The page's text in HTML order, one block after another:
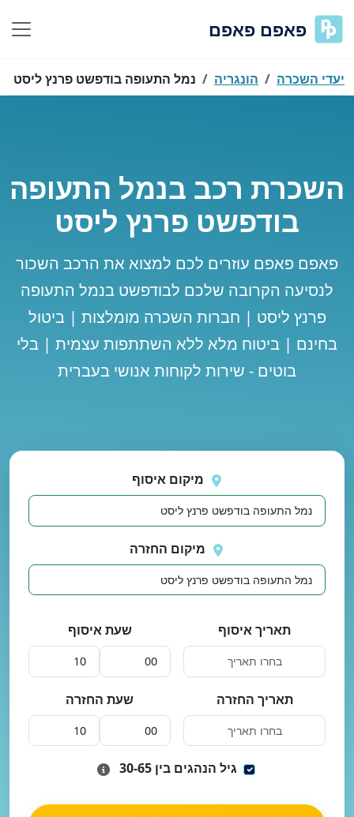
פאפם פאפם
יעדי השכרה הונגריה נמל התעופה בודפשט פרנץ ליסט
השכרת רכב בנמל התעופה
בודפשט פרנץ ליסט
פאפם פאפם עוזרים לכם למצוא את הרכב השכור
לנסיעה הקרובה שלכם לבודפשט בנמל התעופה
פרנץ ליסט | חברות השכרה מומלצות | ביטול
בחינם | ביטוח מלא ללא השתתפות עצמית | בלי
בוטים - שירות לקוחות אנושי בעברית
שוב
מיקום איסוף
מיקום החזרה
תאריך איסוף שעת איסוף
תאריך החזרה שעת החזרה
גיל הנהגים בין 30-65